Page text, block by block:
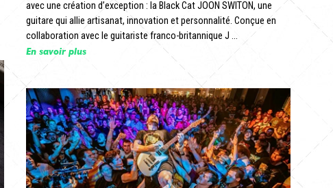
avec une création d’exception : la Black Cat JOON SWITON, une
guitare qui allie artisanat, innovation et personnalité. Conçue en
collaboration avec le guitariste franco-britannique J ...
En savoir plus